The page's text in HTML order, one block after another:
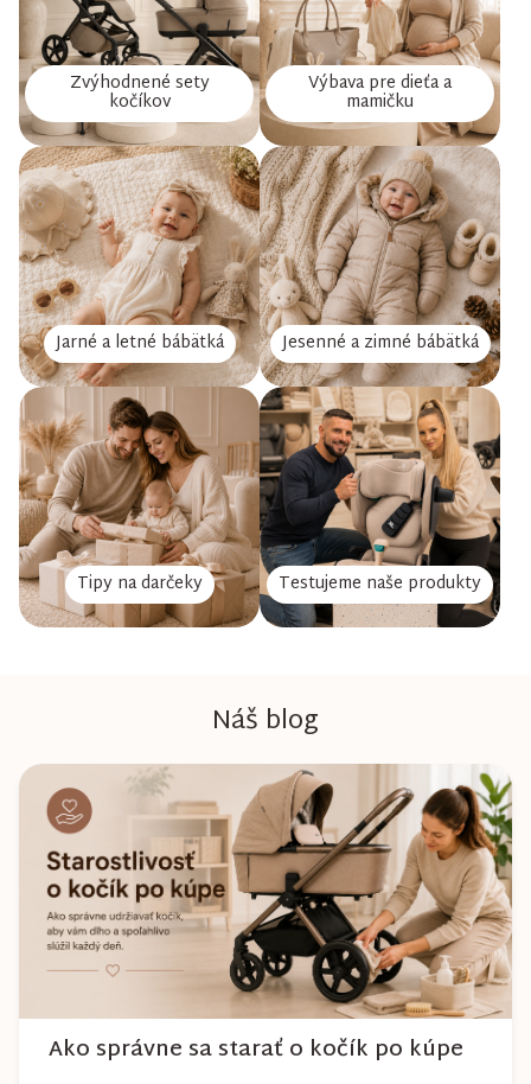
Zvýhodnené sety
kočíkov
Výbava pre dieťa a
mamičku
Jarné a letné bábätká Jesenné a zimné bábätká
Tipy na darčeky Testujeme naše produkty
Náš blog
Ako správne sa starať o kočík po kúpe